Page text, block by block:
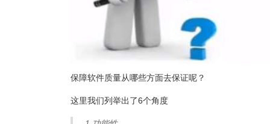
保障软件质量从哪些方面去保证呢？
这里我们列举出了6个角度